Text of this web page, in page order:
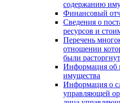
содержанию
Финансовый
Сведения о
ресурсов и
Перечень
отношении
были
Информация об
имущества
Информация о
управляющей